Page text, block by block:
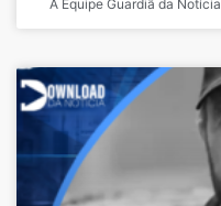
A Equipe Guardiã da Notícia